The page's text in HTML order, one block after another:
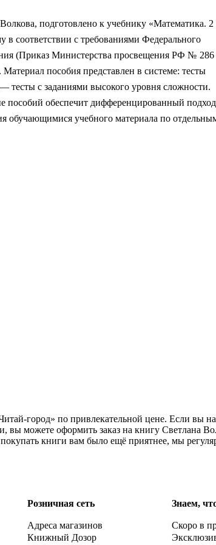
подготовлено к учебнику «Математика. 2
соответствии с требованиями Федерального
(Приказ Министерства просвещения РФ № 286
пособия представлен в системе: тесты
тесты с заданиями высокого уровня сложности.
пособий обеспечит дифференцированный
обучающимися учебного материала по
город» по привлекательной цене. Если вы
можете оформить заказ на книгу Светлана
книги вам было ещё приятнее, мы
Розничная сеть
Адреса магазинов
Книжный Дозор
Знаем,
Скоро в